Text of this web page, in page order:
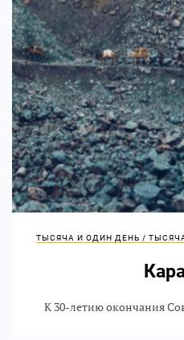
ТЫСЯЧА И ОДИН ДЕНЬ /
К 30-летию окончания